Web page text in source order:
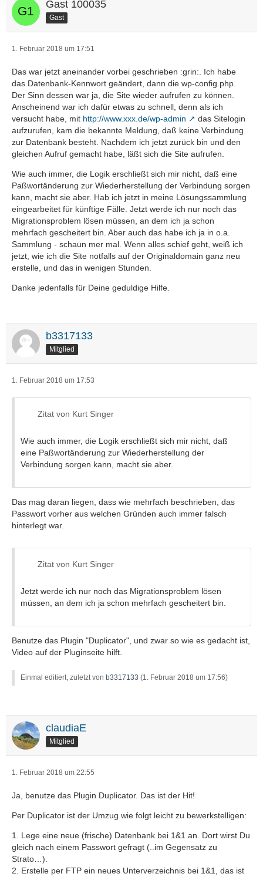
Gast 100035
Gast
1. Februar 2018 um 17:51
Das war jetzt aneinander vorbei geschrieben :grin:. Ich habe
das Datenbank-Kennwort geändert, dann die wp-config.php.
Der Sinn dessen war ja, die Site wieder aufrufen zu können.
Anscheinend war ich dafür etwas zu schnell, denn als ich
versucht habe, mit http://www.xxx.de/wp-admin
das Sitelogin
aufzurufen, kam die bekannte Meldung, daß keine Verbindung
zur Datenbank besteht. Nachdem ich jetzt zurück bin und den
gleichen Aufruf gemacht habe, läßt sich die Site aufrufen.
Wie auch immer, die Logik erschließt sich mir nicht, daß eine
Paßwortänderung zur Wiederherstellung der Verbindung sorgen
kann, macht sie aber. Hab ich jetzt in meine Lösungssammlung
eingearbeitet für künftige Fälle. Jetzt werde ich nur noch das
Migrationsproblem lösen müssen, an dem ich ja schon
mehrfach gescheitert bin. Aber auch das habe ich ja in o.a.
Sammlung - schaun mer mal. Wenn alles schief geht, weiß ich
jetzt, wie ich die Site notfalls auf der Originaldomain ganz neu
erstelle, und das in wenigen Stunden.
Danke jedenfalls für Deine geduldige Hilfe.
b3317133
Mitglied
1. Februar 2018 um 17:53
Zitat von Kurt Singer
Wie auch immer, die Logik erschließt sich mir nicht, daß
eine Paßwortänderung zur Wiederherstellung der
Verbindung sorgen kann, macht sie aber.
Das mag daran liegen, dass wie mehrfach beschrieben, das
Passwort vorher aus welchen Gründen auch immer falsch
hinterlegt war.
Zitat von Kurt Singer
Jetzt werde ich nur noch das Migrationsproblem lösen
müssen, an dem ich ja schon mehrfach gescheitert bin.
Benutze das Plugin "Duplicator", und zwar so wie es gedacht ist,
Video auf der Pluginseite hilft.
Einmal editiert, zuletzt von b3317133 (1. Februar 2018 um 17:56)
claudiaE
Mitglied
1. Februar 2018 um 22:55
Ja, benutze das Plugin Duplicator. Das ist der Hit!
Per Duplicator ist der Umzug wie folgt leicht zu bewerkstelligen:
1. Lege eine neue (frische) Datenbank bei 1&1 an. Dort wirst Du
gleich nach einem Passwort gefragt (..im Gegensatz zu
Strato…).
2. Erstelle per FTP ein neues Unterverzeichnis bei 1&1, das ist